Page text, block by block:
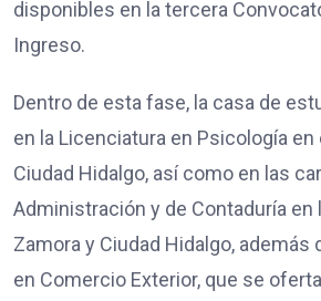
disponibles en la tercera
Ingreso.
Dentro de esta fase, la casa de
en la Licenciatura en Psicología
Ciudad Hidalgo, así como en las
Administración y de Contaduría en
Zamora y Ciudad Hidalgo, además
en Comercio Exterior, que se